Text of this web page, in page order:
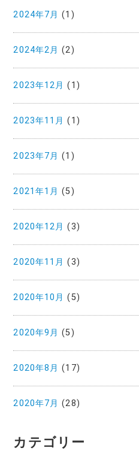
2024年7月 (1)
2024年2月 (2)
2023年12月 (1)
2023年11月 (1)
2023年7月 (1)
2021年1月 (5)
2020年12月 (3)
2020年11月 (3)
2020年10月 (5)
2020年9月 (5)
2020年8月 (17)
2020年7月 (28)
カテゴリー